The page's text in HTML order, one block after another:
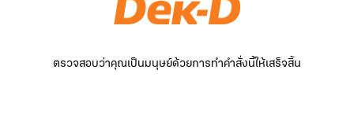
ตรวจสอบว่าคุณเป็นมนุษย์ด้วยการทำคำสั่งนี้ให้เสร็จสิ้น